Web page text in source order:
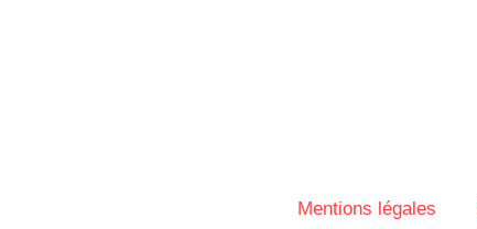
Mentions légales